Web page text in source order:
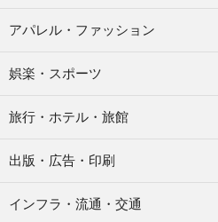
アパレル・ファッション
娯楽・スポーツ
旅行・ホテル・旅館
出版・広告・印刷
インフラ・流通・交通